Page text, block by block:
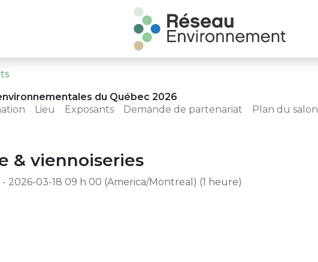
du Québec 2026
Lieu Exposants Demande de partenariat Plan du salon
& viennoiseries
- 2026-03-18 09 h 00 (America/Montreal ) (1 heure)